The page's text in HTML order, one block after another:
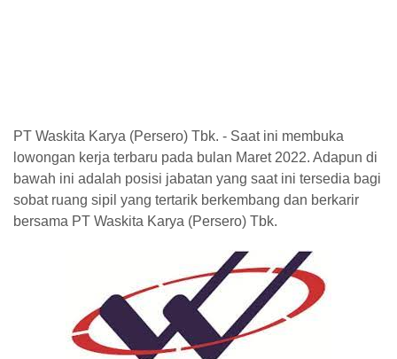
PT Waskita Karya (Persero) Tbk. - Saat ini membuka
lowongan kerja terbaru pada bulan Maret 2022. Adapun di
bawah ini adalah posisi jabatan yang saat ini tersedia bagi
sobat ruang sipil yang tertarik berkembang dan berkarir
bersama PT Waskita Karya (Persero) Tbk.